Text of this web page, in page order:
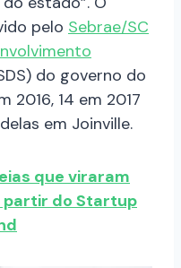
pelo Sebrae/SC
do governo do
2016, 14 em 2017
em Joinville.
que viraram
partir do Startup